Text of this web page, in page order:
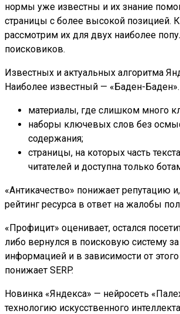
нормы уже известны и их знание
страницы с более высокой позицией.
рассмотрим их для двух наиболее
поисковиков.
Известных и актуальных алгоритма
Наиболее известный — «Баден-
материалы, где слишком много
наборы ключевых слов без
содержания;
страницы, на которых часть
читателей и доступна только
«Антикачество» понижает репутацию
рейтинг ресурса в ответ на жалобы
«Профицит» оценивает, остался
либо вернулся в поисковую систему
информацией и в зависимости от
понижает SERP.
Новинка «Яндекса» — нейросеть
технологию искусственного